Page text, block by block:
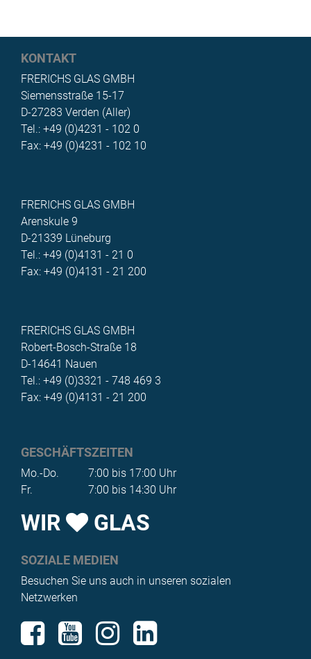
KONTAKT
FRERICHS GLAS GMBH
Siemensstraße 15-17
D-27283 Verden (Aller)
Tel.: +49 (0)4231 - 102 0
Fax: +49 (0)4231 - 102 10
FRERICHS GLAS GMBH
Arenskule 9
D-21339 Lüneburg
Tel.: +49 (0)4131 - 21 0
Fax: +49 (0)4131 - 21 200
FRERICHS GLAS GMBH
Robert-Bosch-Straße 18
D-14641 Nauen
Tel.: +49 (0)3321 - 748 469 3
Fax: +49 (0)4131 - 21 200
GESCHÄFTSZEITEN
Mo.-Do.
7:00 bis 17:00 Uhr
Fr.
7:00 bis 14:30 Uhr
WIR GLAS
SOZIALE MEDIEN
Besuchen Sie uns auch in unseren sozialen
Netzwerken